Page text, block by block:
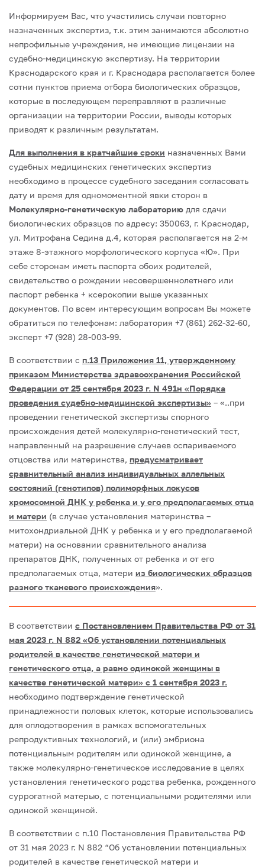
Информируем Вас, что участились случаи повторно
назначенных экспертиз, т.к. этим занимаются абсолютно
непрофильные учреждения, не имеющие лицензии на
судебно-медицинскую экспертизу. На территории
Краснодарского края и г. Краснодара располагается более
сотни пунктов приема отбора биологических образцов,
которые в последующем переправляют в различные
организации на территории России, выводы которых
приводят к различным результатам.
Для выполнения в кратчайшие сроки назначенных Вами
судебных медицинских генетических экспертиз
необходимо в процессе судебного заседания согласовать
дату и время для одномоментной явки сторон в
Молекулярно-генетическую лабораторию для сдачи
биологических образцов по адресу: 350063, г. Краснодар,
ул. Митрофана Седина д.4, которая располагается на 2-м
этаже 8-этажного морфологического корпуса «Ю». При
себе сторонам иметь паспорта обоих родителей,
свидетельство о рождении несовершеннолетнего или
паспорт ребенка + ксерокопии выше указанных
документов. По всем интересующим вопросам Вы можете
обратиться по телефонам: лаборатория +7 (861) 262-32-60,
эксперт +7 (928) 28-003-99.
В соответствии с п.13 Приложения 11, утвержденному
приказом Министерства здравоохранения Российской
Федерации от 25 сентября 2023 г. N 491н «Порядка
проведения судебно-медицинской экспертизы» – «..при
проведении генетической экспертизы спорного
происхождения детей молекулярно-генетический тест,
направленный на разрешение случаев оспариваемого
отцовства или материнства, предусматривает
сравнительный анализ индивидуальных аллельных
состояний (генотипов) полиморфных локусов
хромосомной ДНК у ребенка и у его предполагаемых отца
и матери (в случае установления материнства –
митохондриальной ДНК у ребенка и у его предполагаемой
матери) на основании сравнительного анализа
препаратов ДНК, полученных от ребенка и от его
предполагаемых отца, матери из биологических образцов
разного тканевого происхождения».
В соответствии с Постановлением Правительства РФ от 31
мая 2023 г. N 882 «Об установлении потенциальных
родителей в качестве генетической матери и
генетического отца, а равно одинокой женщины в
качестве генетической матери» с 1 сентября 2023 г.
необходимо подтверждение генетической
принадлежности половых клеток, которые использовались
для оплодотворения в рамках вспомогательных
репродуктивных технологий, и (или) эмбриона
потенциальным родителям или одинокой женщине, а
также молекулярно-генетическое исследование в целях
установления генетического родства ребенка, рожденного
суррогатной матерью, с потенциальными родителями или
одинокой женщиной.
В соответствии с п.10 Постановления Правительства РФ
от 31 мая 2023 г. N 882 “Об установлении потенциальных
родителей в качестве генетической матери и